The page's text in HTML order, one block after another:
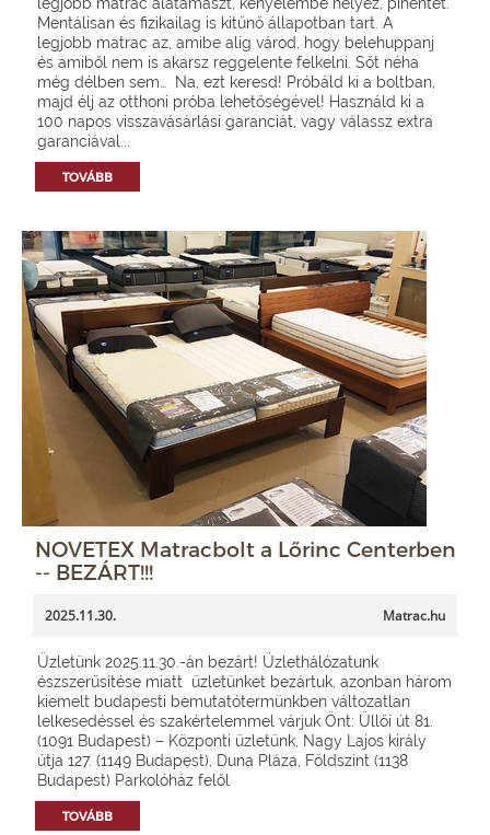
legjobb matrac alátámaszt, kényelembe helyez, pihentet.
Mentálisan és fizikailag is kitűnő állapotban tart. A
legjobb matrac az, amibe alig várod, hogy belehuppanj
és amiből nem is akarsz reggelente felkelni. Sőt néha
még délben sem… Na, ezt keresd! Próbáld ki a boltban,
majd élj az otthoni próba lehetőségével! Használd ki a
100 napos visszavásárlási garanciát, vagy válassz extra
garanciával...
TOVÁBB
NOVETEX Matracbolt a Lőrinc Centerben
-- BEZÁRT!!!
2025.11.30. Matrac.hu
Üzletünk 2025.11.30.-án bezárt! Üzlethálózatunk
észszerűsítése miatt üzletünket bezártuk, azonban három
kiemelt budapesti bemutatótermünkben változatlan
lelkesedéssel és szakértelemmel várjuk Önt: Üllői út 81.
(1091 Budapest) – Központi üzletünk, Nagy Lajos király
útja 127. (1149 Budapest), Duna Pláza, Földszint (1138
Budapest) Parkolóház felől
TOVÁBB